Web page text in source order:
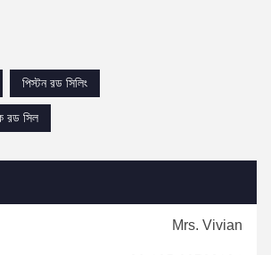
পিস্টন রড সিলিং
রড সিল
Mrs. Vivian